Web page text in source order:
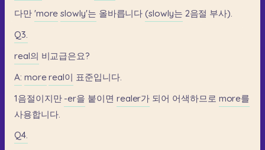
다만 'more slowly'는 올바릅니다 (slowly는 2음절 부사).
Q3.
real의 비교급은요?
A: more real이 표준입니다.
1음절이지만 -er을 붙이면 realer가 되어 어색하므로 more를
사용합니다.
Q4.